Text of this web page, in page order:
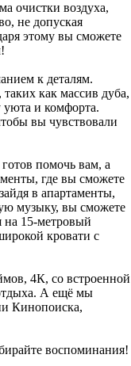
очистки воздуха,
не допуская
этому вы сможете
к деталям.
как массив дуба,
уюта и комфорта.
вы чувствовали
помочь вам, а
где вы сможете
в апартаменты,
музыку, вы сможете
на 15-метровый
кровати с
4К, со встроенной
А ещё мы
Кинопоиска,
воспоминания!